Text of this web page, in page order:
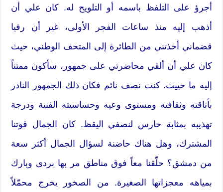
أجرؤ على التلفظ باسمه أو التلويح له. كان علي أن
أذهب إليه منذ ساعات الفجر الأولى، غير أن رفيا
قضماني أخذتني من الطائرة إلى المتحف الوطني، حيث
كان علي أن ألقي محاضرتي على جمهور، سأكون ممتناً
إليه ما حييت. كنت نصف نائم فكان ذلك الجمهور النادر
بأناقته وثقافته ومستوى وعيه وحساسيته الفنية ودرجة
تهذيبه بمثابة حارس لنصفي اليقظ. كان الجمال قوتنا
المشترك، وهل هناك حاضنة لسؤال الجمال أكثر سعة
من دمشق؟ حلّقنا معاً فوق مناطق مر بها بردى وبارك
بمياهه معجزاتها الصغيرة. من الصخور يخرج محمّلاً